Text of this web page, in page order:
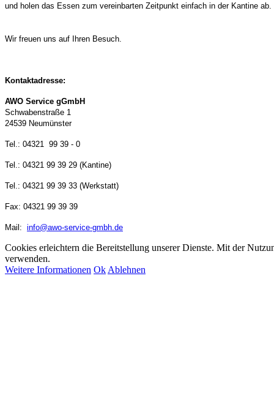
und holen das Essen zum vereinbarten Zeitpunkt einfach in der Kantine ab.
Wir freuen uns auf Ihren Besuch.
Kontaktadresse:
AWO Service gGmbH
Schwabenstraße 1
24539 Neumünster
Tel.: 04321 99 39 - 0
Tel.: 04321 99 39 29 (Kantine)
Tel.: 04321 99 39 33 (Werkstatt)
Fax: 04321 99 39 39
Mail: info@awo-service-gmbh.de
Cookies erleichtern die Bereitstellung unserer Dienste. Mit der
verwenden.
Weitere Informationen Ok Ablehnen